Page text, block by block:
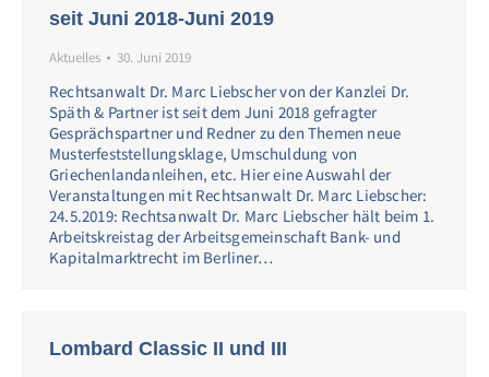
seit Juni 2018-Juni 2019
Aktuelles 30. Juni 2019
Rechtsanwalt Dr. Marc Liebscher von der Kanzlei Dr.
Späth & Partner ist seit dem Juni 2018 gefragter
Gesprächspartner und Redner zu den Themen neue
Musterfeststellungsklage, Umschuldung von
Griechenlandanleihen, etc. Hier eine Auswahl der
Veranstaltungen mit Rechtsanwalt Dr. Marc Liebscher:
24.5.2019: Rechtsanwalt Dr. Marc Liebscher hält beim 1.
Arbeitskreistag der Arbeitsgemeinschaft Bank- und
Kapitalmarktrecht im Berliner…
Lombard Classic II und III